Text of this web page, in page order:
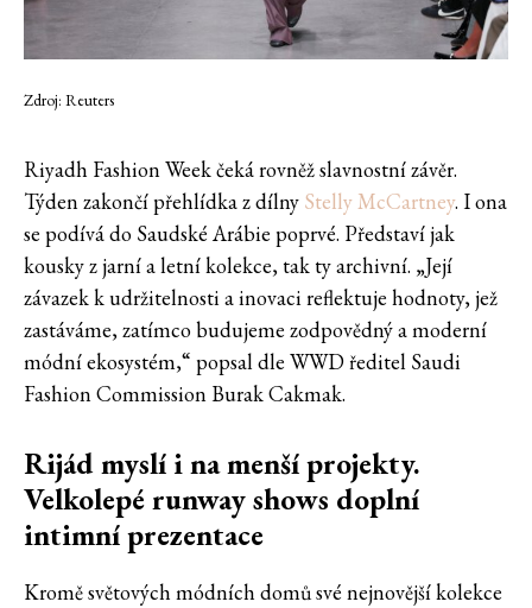
Zdroj: Reuters
Riyadh Fashion Week čeká rovněž slavnostní závěr.
Týden zakončí přehlídka z dílny Stelly McCartney. I ona
se podívá do Saudské Arábie poprvé. Představí jak
kousky z jarní a letní kolekce, tak ty archivní. „Její
závazek k udržitelnosti a inovaci reflektuje hodnoty, jež
zastáváme, zatímco budujeme zodpovědný a moderní
módní ekosystém,“ popsal dle WWD ředitel Saudi
Fashion Commission Burak Cakmak.
Rijád myslí i na menší projekty.
Velkolepé runway shows doplní
intimní prezentace
Kromě světových módních domů své nejnovější kolekce